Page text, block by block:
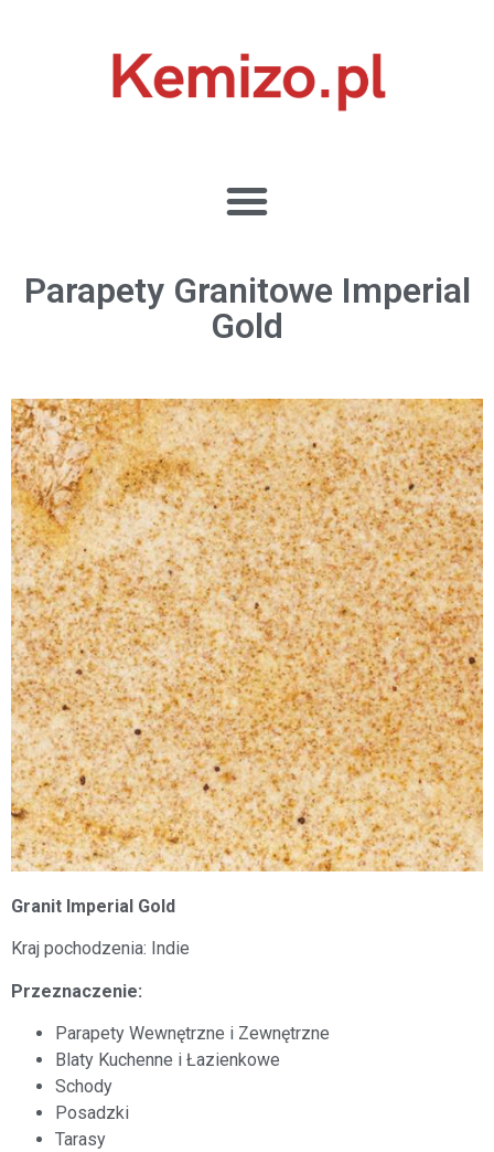
Parapety Granitowe Imperial
Gold
Granit Imperial Gold
Kraj pochodzenia: Indie
Przeznaczenie:
Parapety Wewnętrzne i Zewnętrzne
Blaty Kuchenne i Łazienkowe
Schody
Posadzki
Tarasy